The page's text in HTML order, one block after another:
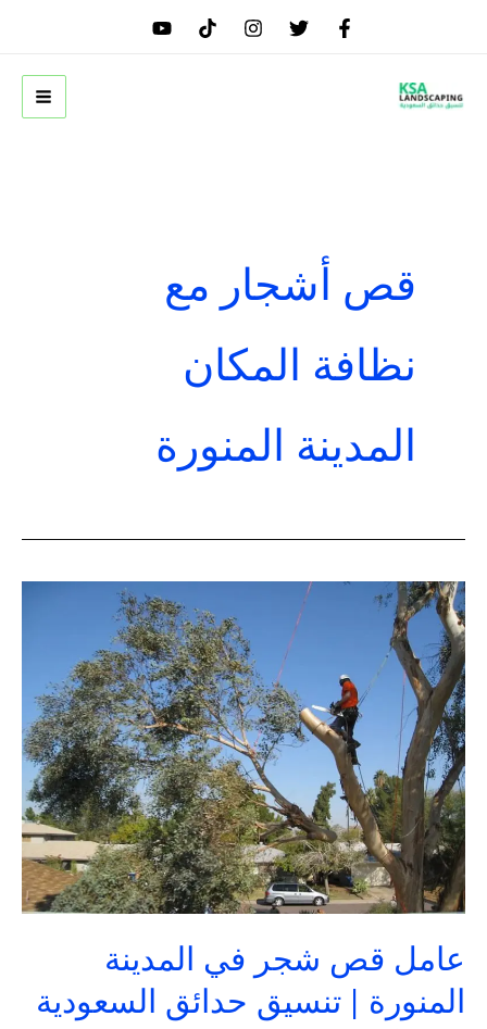
قص أشجار مع
نظافة المكان
المدينة المنورة
عامل قص شجر في المدينة
المنورة | تنسيق حدائق السعودية
عامل
قص
شجر
في
المدينة
المنورة
|
تنسيق
حدائق
السعودية